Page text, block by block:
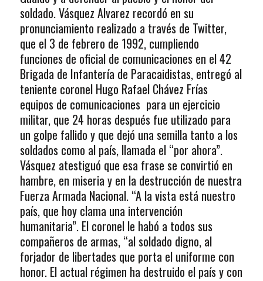
soldado. Vásquez Alvarez recordó en su
pronunciamiento realizado a través de Twitter,
que el 3 de febrero de 1992, cumpliendo
funciones de oficial de comunicaciones en el 42
Brigada de Infantería de Paracaidistas, entregó al
teniente coronel Hugo Rafael Chávez Frías
equipos de comunicaciones para un ejercicio
militar, que 24 horas después fue utilizado para
un golpe fallido y que dejó una semilla tanto a los
soldados como al país, llamada el “por ahora”.
Vásquez atestiguó que esa frase se convirtió en
hambre, en miseria y en la destrucción de nuestra
Fuerza Armada Nacional. “A la vista está nuestro
país, que hoy clama una intervención
humanitaria”. El coronel le habó a todos sus
compañeros de armas, “al soldado digno, al
forjador de libertades que porta el uniforme con
honor. El actual régimen ha destruido el país y con